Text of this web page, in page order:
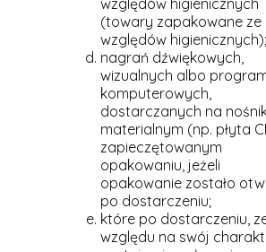
(towary zapakowane ze
względów higienicznych);
nagrań dźwiękowych,
wizualnych albo
komputerowych,
dostarczanych na
materialnym (np. płyta
zapieczętowanym
opakowaniu, jeżeli
opakowanie zostało
po dostarczeniu;
które po dostarczeniu,
względu na swój